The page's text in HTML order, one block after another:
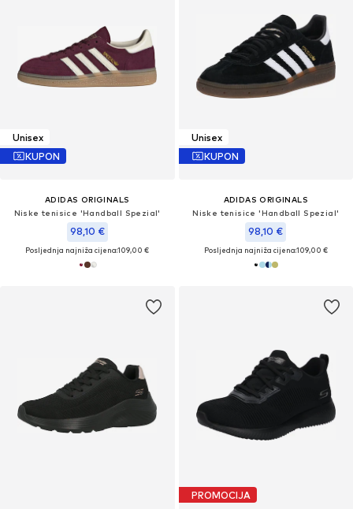
Unisex
KUPON
ADIDAS ORIGINALS
Niske tenisice 'Handball Spezial'
98,10 €
Posljednja najniža cijena:109,00 €
Unisex
KUPON
ADIDAS ORIGINALS
Niske tenisice 'Handball Spezial'
98,10 €
Posljednja najniža cijena:109,00 €
PROMOCIJA